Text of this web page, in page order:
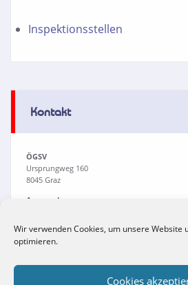
Wir verwenden Cookies, um unsere Website
optimieren.
Cookies
Inspektionsstellen
Kontakt
ÖGSV
Ursprungweg 160
8045 Graz
Ansprechpersonen:
Sarah Quinesser
Dr. Viola Buchrieser
Fax: +43(0)316/694711-4
office@oegsv.com